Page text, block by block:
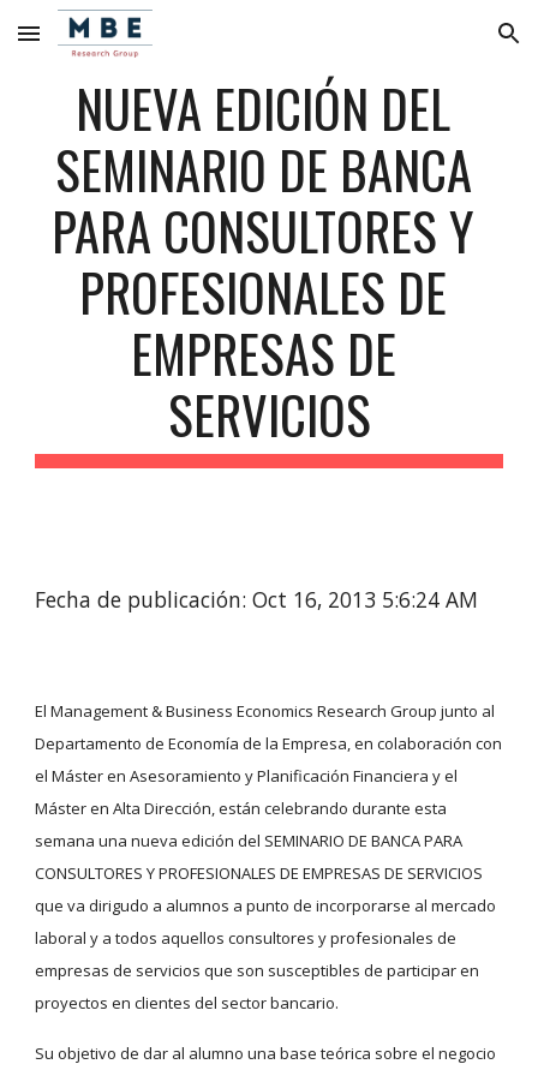
Skip to main content Skip to navigation
NUEVA EDICIÓN DEL
SEMINARIO DE BANCA
PARA CONSULTORES Y
PROFESIONALES DE
EMPRESAS DE
SERVICIOS
Fecha de publicación: Oct 16, 2013 5:6:24 AM
El Management & Business Economics Research Group junto al
Departamento de Economía de la Empresa, en colaboración con
el Máster en Asesoramiento y Planificación Financiera y el
Máster en Alta Dirección, están celebrando durante esta
semana una nueva edición del SEMINARIO DE BANCA PARA
CONSULTORES Y PROFESIONALES DE EMPRESAS DE SERVICIOS
que va dirigudo a alumnos a punto de incorporarse al mercado
laboral y a todos aquellos consultores y profesionales de
empresas de servicios que son susceptibles de participar en
proyectos en clientes del sector bancario.
Su objetivo de dar al alumno una base teórica sobre el negocio